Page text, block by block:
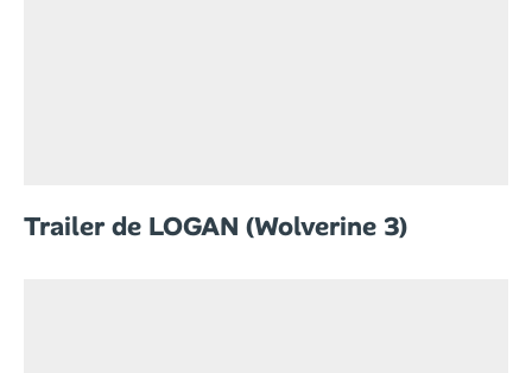
Trailer de LOGAN (Wolverine 3)